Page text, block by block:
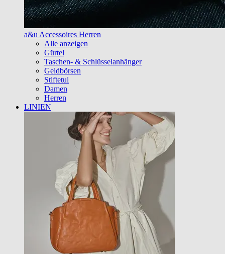
a&u Accessoires Herren
Alle anzeigen
Gürtel
Taschen- & Schlüsselanhänger
Geldbörsen
Stiftetui
Damen
Herren
LINIEN